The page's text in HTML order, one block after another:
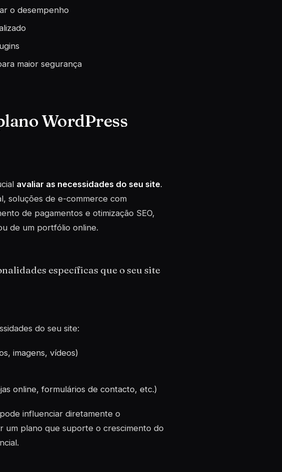
o desempenho
maior segurança
WordPress
avaliar as necessidades do seu site.
, soluções de e-commerce com
de pagamentos e otimização SEO,
de um portfólio online.
específicas que o seu site
do seu site:
imagens, vídeos)
online, formulários de contacto, etc.)
influenciar diretamente o
um plano que suporte o crescimento do